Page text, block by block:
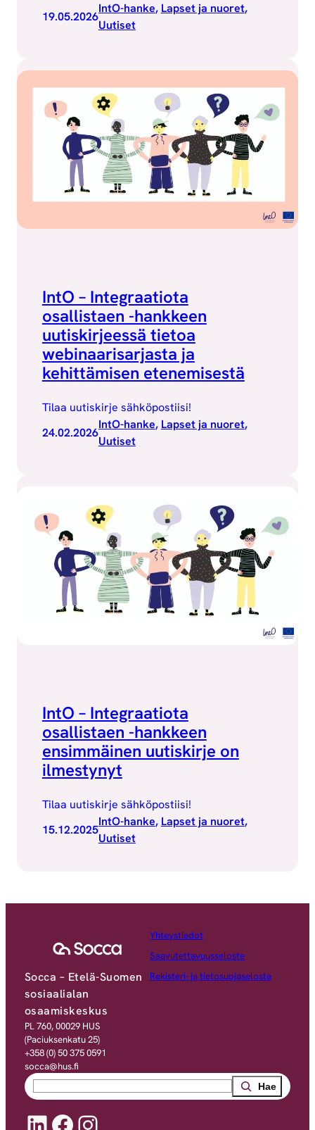
19.05.2026
IntO-hanke, Lapset ja nuoret,
Uutiset
IntO – Integraatiota
osallistaen -hankkeen
uutiskirjeessä tietoa
webinaarisarjasta ja
kehittämisen etenemisestä
Tilaa uutiskirje sähköpostiisi!
24.02.2026
IntO-hanke, Lapset ja nuoret,
Uutiset
IntO – Integraatiota
osallistaen -hankkeen
ensimmäinen uutiskirje on
ilmestynyt
Tilaa uutiskirje sähköpostiisi!
15.12.2025
IntO-hanke, Lapset ja nuoret,
Uutiset
Socca – Etelä-Suomen
sosiaalialan
osaamiskeskus
PL 760, 00029 HUS
(Paciuksenkatu 25)
+358 (0) 50 375 0591
socca@hus.fi
Yhteystiedot
Saavutettavuusseloste
Rekisteri- ja tietosuojaseloste
Search